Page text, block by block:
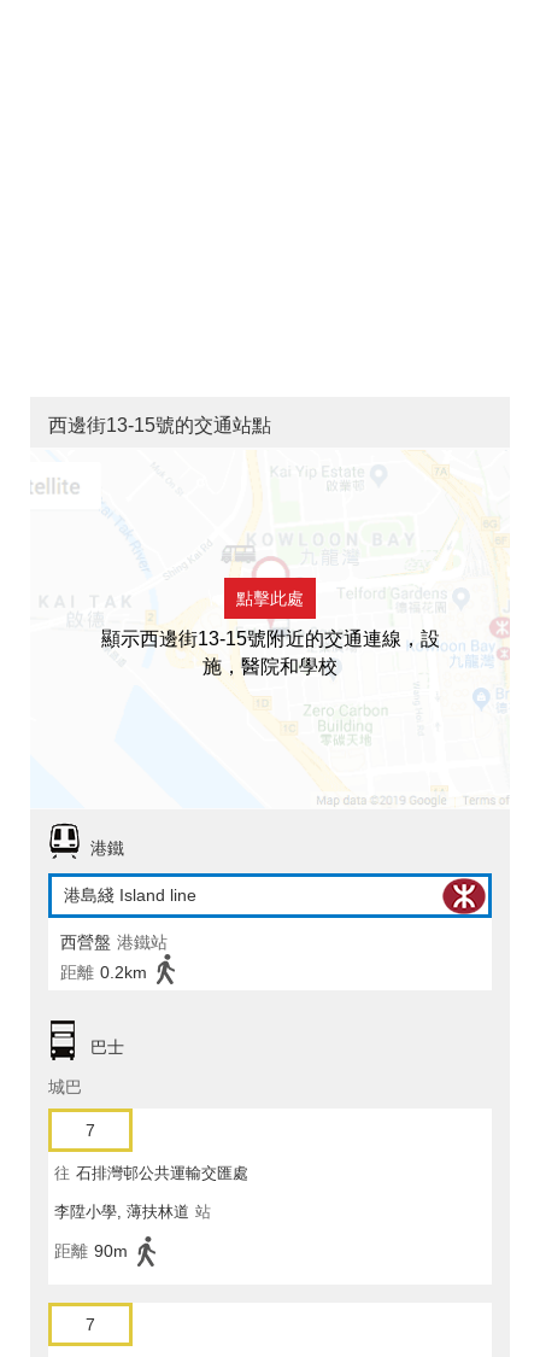
西邊街13-15號的交通站點
點擊此處
顯示西邊街13-15號附近的交通連線，設
施，醫院和學校
港鐵
港島綫 Island line
西營盤 港鐵站
距離 0.2km
巴士
城巴
7
往 石排灣邨公共運輸交匯處
李陞小學, 薄扶林道 站
距離 90m
7